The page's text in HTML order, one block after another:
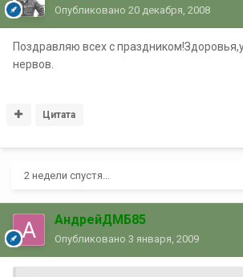
Опубликовано 20 декабря, 2008
Поздравляю всех с
нервов.
Цитата
2 недели спустя...
АндрейДМБ85
Опубликовано 3 января, 2009